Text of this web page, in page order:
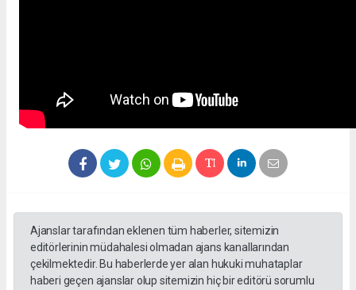
Ajanslar tarafından eklenen tüm haberler, sitemizin
editörlerinin müdahalesi olmadan ajans kanallarından
çekilmektedir. Bu haberlerde yer alan hukuki muhataplar
haberi geçen ajanslar olup sitemizin hiç bir editörü sorumlu